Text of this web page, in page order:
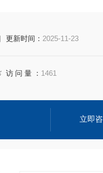
更新时间： 2025-11-23
访 问 量 ： 1461
立即